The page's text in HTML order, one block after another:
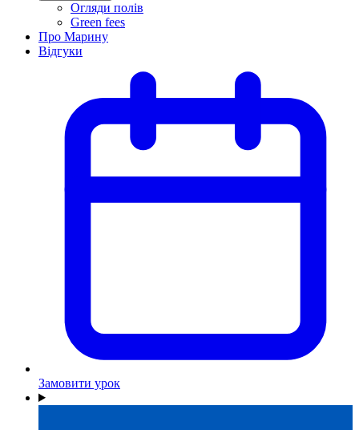
Огляди полів
Green fees
Про Марину
Відгуки
Замовити урок